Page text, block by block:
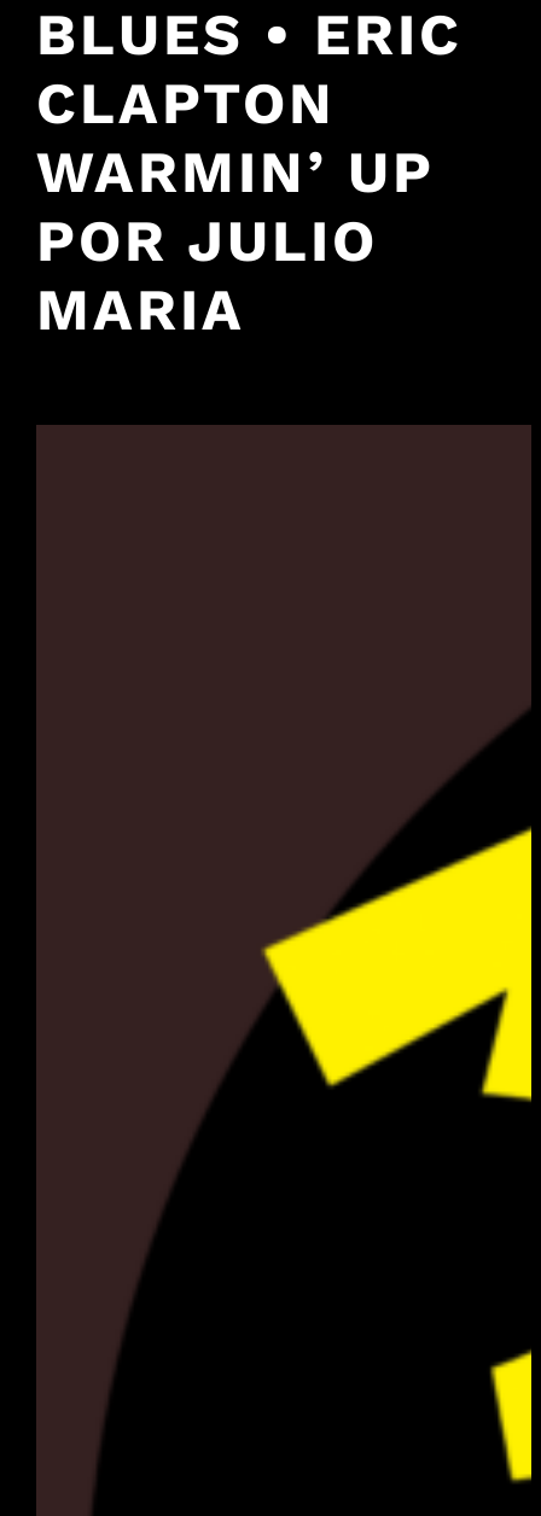
BLUES • ERIC
CLAPTON
WARMIN’ UP
POR JULIO
MARIA